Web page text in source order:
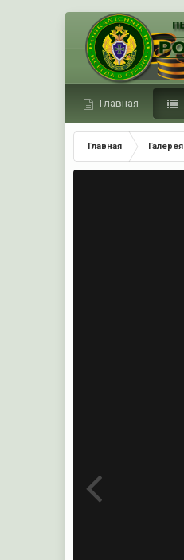
Главная
Главная Галерея